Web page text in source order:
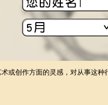
或创作方面的灵感，对从事这种